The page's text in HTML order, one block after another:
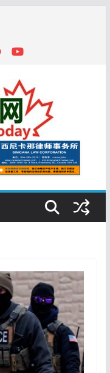
半，现在申请要等19
恋一年感情持续升温
大学申请开跑7个大不